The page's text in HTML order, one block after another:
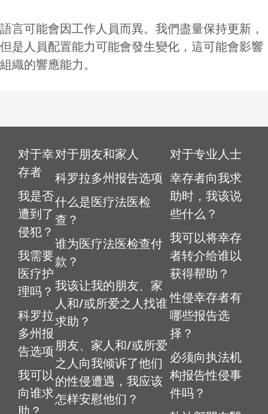
語言可能會因工作人員而異。我們盡量保持更新，
但是人員配置能力可能會發生變化，這可能會影響
組織的響應能力。
对于幸
存者
我是否
遭到了
侵犯？
我需要
医疗护
理吗？
科罗拉
多州报
告选项
我可以
向谁求
助？
对于朋友和家人
科罗拉多州报告选项
什么是医疗法医检
查？
谁为医疗法医检查付
款？
我该让我的朋友、家
人和/或所爱之人找谁
求助？
朋友、家人和/或所爱
之人向我倾诉了他们
的性侵遭遇，我应该
怎样安慰他们？
对于专业人士
幸存者向我求
助时，我该说
些什么？
我可以将幸存
者转介给谁以
获得帮助？
性侵幸存者有
哪些报告选
择？
必须向执法机
构报告性侵事
件吗？